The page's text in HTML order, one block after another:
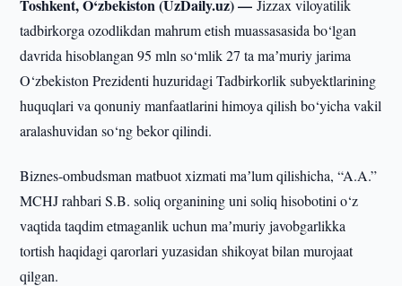
Toshkent, O‘zbekiston (UzDaily.uz) —Jizzax viloyatilik
tadbirkorga ozodlikdan mahrum etish muassasasida bo‘lgan
davrida hisoblangan 95 mln so‘mlik 27 ta maʼmuriy jarima
O‘zbekiston Prezidenti huzuridagi Tadbirkorlik subyektlarining
huquqlari va qonuniy manfaatlarini himoya qilish bo‘yicha vakil
aralashuvidan so‘ng bekor qilindi.
Biznes-ombudsman matbuot xizmati maʼlum qilishicha, “A.A.”
MCHJ rahbari S.B. soliq organining uni soliq hisobotini o‘z
vaqtida taqdim etmaganlik uchun maʼmuriy javobgarlikka
tortish haqidagi qarorlari yuzasidan shikoyat bilan murojaat
qilgan.